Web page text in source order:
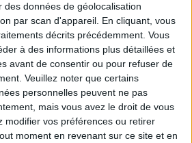
des données de géolocalisation
par scan d'appareil. En cliquant, vous
décrits précédemment. Vous
à des informations plus détaillées et
avant de consentir ou pour refuser de
Veuillez noter que certains
personnelles peuvent ne pas
mais vous avez le droit de vous
modifier vos préférences ou retirer
moment en revenant sur ce site et en
souhaitez-vous perdre ?
De 5 à 10
kilos
Plus de
10 kilos
direct Voir tout